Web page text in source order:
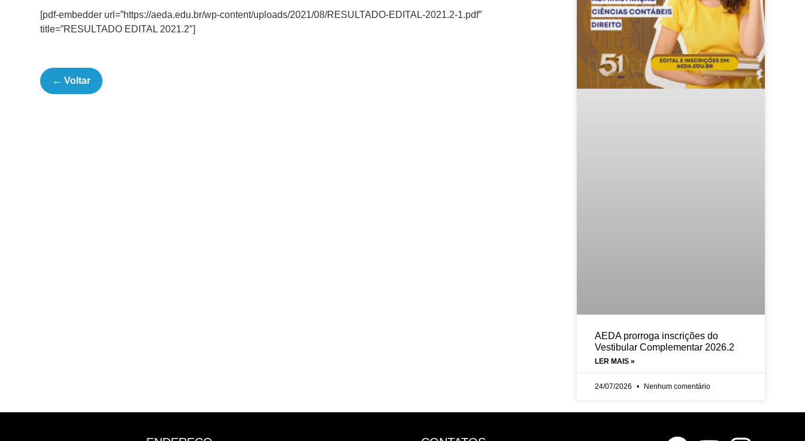
[pdf-embedder url=”https://aeda.edu.br/wp-content/uploads/2021/08/RESULTADO-EDITAL-2021.2-1.pdf”
title=”RESULTADO EDITAL 2021.2″]
← Voltar
AEDA prorroga inscrições do
Vestibular Complementar 2026.2
LER MAIS »
24/07/2026 Nenhum comentário